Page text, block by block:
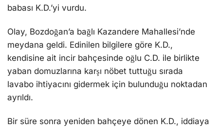
babası K.D.’yi vurdu.
Olay, Bozdoğan’a bağlı Kazandere Mahallesi’nde
meydana geldi. Edinilen bilgilere göre K.D.,
kendisine ait incir bahçesinde oğlu C.D. ile birlikte
yaban domuzlarına karşı nöbet tuttuğu sırada
lavabo ihtiyacını gidermek için bulunduğu noktadan
ayrıldı.
Bir süre sonra yeniden bahçeye dönen K.D., iddiaya